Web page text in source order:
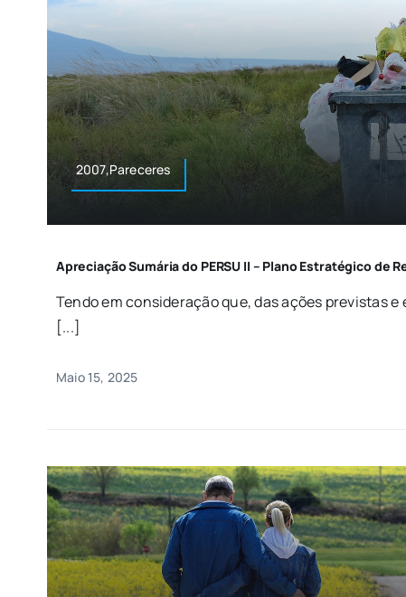
2007,Pareceres
Apreciação Sumária do PERSU II – Plano Estratégico de
Tendo em consideração que, das ações previstas
[...]
Maio 15, 2025